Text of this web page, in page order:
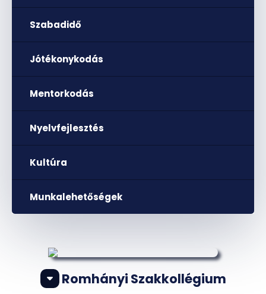
Romhányi Szakkollégium
Szabadidő
Jótékonykodás
Mentorkodás
Nyelvfejlesztés
Kultúra
Munkalehetőségek